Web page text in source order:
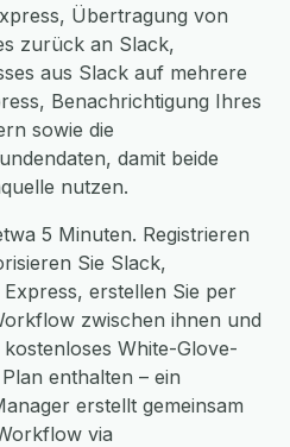
Übertragung von
zurück an Slack,
aus Slack auf mehrere
Benachrichtigung Ihres
sowie die
damit beide
nutzen.
5 Minuten. Registrieren
Sie Slack,
erstellen Sie per
zwischen ihnen und
White-Glove-
enthalten – ein
erstellt gemeinsam
via